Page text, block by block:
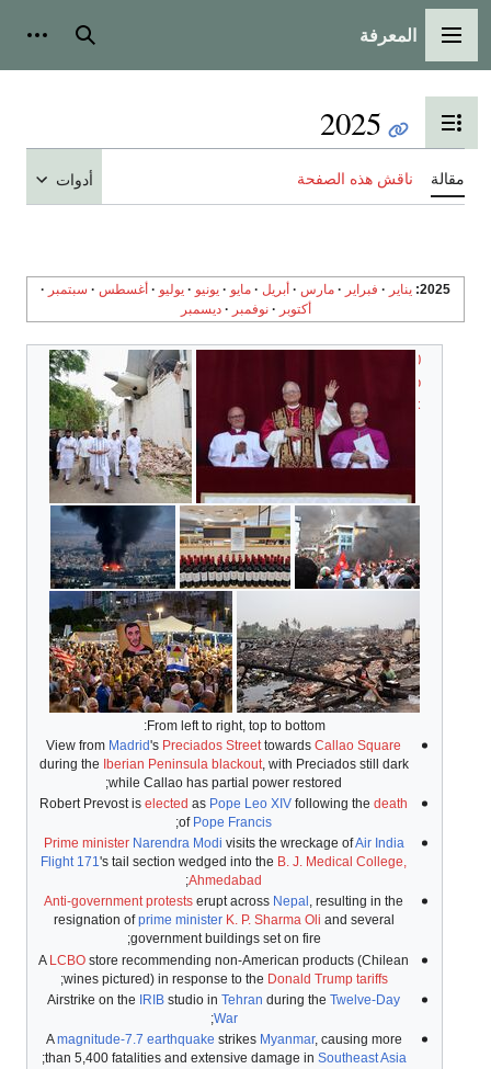
القائمة الرئيسية
المعرفة بحث
تبديل عرض جدول المحتويات
2025
مقالة ناقش هذه الصفحة أدوات
2025 يناير فبراير مارس أبريل مايو يونيو يوليو أغسطس
سبتمبر
أكتوبر
نوفمبر ديسمبر
0
p
x
From left to right, top to bottom:
View from Madrid's Preciados Street towardsCallao Square
during the Iberian Peninsula blackout, with Preciados still dark
while Callao has partial power restored;
Robert Prevost iselected as Pope Leo XIV following thedeath
of Pope Francis
;
Prime minister Narendra Modi visits the wreckage ofAir India
Flight 171's tail section wedged into the B. J. Medical College,
Ahmedabad
;
Anti-government protests erupt across Nepal , resulting in the
resignation ofprime minister K. P. Sharma Oli and several
government buildings set on fire;
A LCBO store recommending non-American products (Chilean
wines pictured) in response to the Donald Trump tariffs
;
Airstrike on the IRIB studio inTehran during theTwelve-Day
War
;
Amagnitude-7.7 earthquake strikes Myanmar, causing more
than 5,400 fatalities and extensive damage in Southeast Asia
;